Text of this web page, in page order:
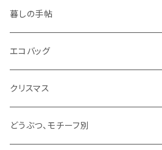
ミニチュア、ドールハウス
古レコード
古せっけん
ラッピングペーパー、壁紙
紙
布地
ガラス
花びん
小物入れ
陶磁器
カップアンドソーサー
プレート
木製品
ホーロー
暮しの手帖
エコバッグ
クリスマス
どうぶつ、モチーフ別